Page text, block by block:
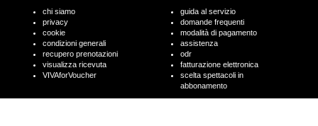
chi siamo
privacy
cookie
condizioni generali
recupero prenotazioni
visualizza ricevuta
VIVAforVoucher
guida al servizio
domande frequenti
modalità di pagamento
assistenza
odr
fatturazione elettronica
scelta spettacoli in
abbonamento